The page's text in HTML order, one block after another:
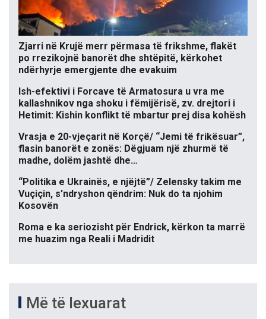
Zjarri në Krujë merr përmasa të frikshme, flakët
po rrezikojnë banorët dhe shtëpitë, kërkohet
ndërhyrje emergjente dhe evakuim
Ish-efektivi i Forcave të Armatosura u vra me
kallashnikov nga shoku i fëmijërisë, zv. drejtori i
Hetimit: Kishin konflikt të mbartur prej disa kohësh
Vrasja e 20-vjeçarit në Korçë/ “Jemi të frikësuar”,
flasin banorët e zonës: Dëgjuam një zhurmë të
madhe, dolëm jashtë dhe…
“Politika e Ukrainës, e njëjtë”/ Zelensky takim me
Vuçiçin, s’ndryshon qëndrim: Nuk do ta njohim
Kosovën
Roma e ka seriozisht për Endrick, kërkon ta marrë
me huazim nga Reali i Madridit
Më të lexuarat